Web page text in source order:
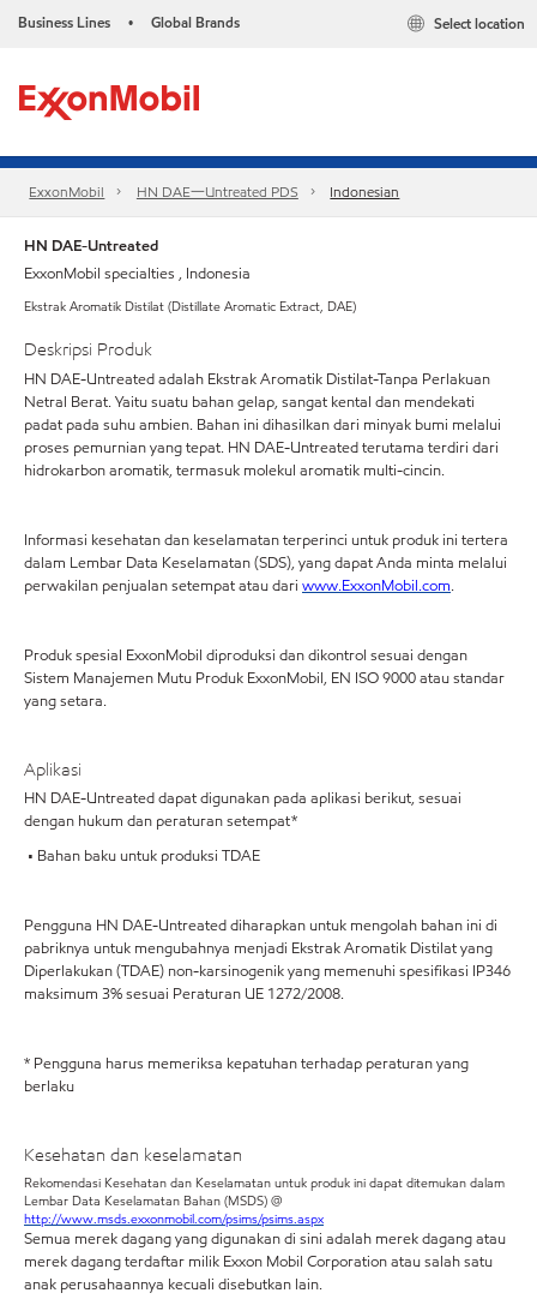
Business Lines • Global Brands Select location
ExxonMobil HN DAE一Untreated PDS Indonesian
HN DAE-Untreated
ExxonMobil specialties , Indonesia
Ekstrak Aromatik Distilat (Distillate Aromatic Extract, DAE)
Deskripsi Produk
HN DAE-Untreated adalah Ekstrak Aromatik Distilat-Tanpa Perlakuan
Netral Berat. Yaitu suatu bahan gelap, sangat kental dan mendekati
padat pada suhu ambien. Bahan ini dihasilkan dari minyak bumi melalui
proses pemurnian yang tepat. HN DAE-Untreated terutama terdiri dari
hidrokarbon aromatik, termasuk molekul aromatik multi-cincin.
Informasi kesehatan dan keselamatan terperinci untuk produk ini tertera
dalam Lembar Data Keselamatan (SDS), yang dapat Anda minta melalui
perwakilan penjualan setempat atau dari www.ExxonMobil.com.
Produk spesial ExxonMobil diproduksi dan dikontrol sesuai dengan
Sistem Manajemen Mutu Produk ExxonMobil, EN ISO 9000 atau standar
yang setara.
Aplikasi
HN DAE-Untreated dapat digunakan pada aplikasi berikut, sesuai
dengan hukum dan peraturan setempat*
• Bahan baku untuk produksi TDAE
Pengguna HN DAE-Untreated diharapkan untuk mengolah bahan ini di
pabriknya untuk mengubahnya menjadi Ekstrak Aromatik Distilat yang
Diperlakukan (TDAE) non-karsinogenik yang memenuhi spesifikasi IP346
maksimum 3% sesuai Peraturan UE 1272/2008.
* Pengguna harus memeriksa kepatuhan terhadap peraturan yang
berlaku
Kesehatan dan keselamatan
Rekomendasi Kesehatan dan Keselamatan untuk produk ini dapat ditemukan dalam
Lembar Data Keselamatan Bahan (MSDS) @
http://www.msds.exxonmobil.com/psims/psims.aspx
Semua merek dagang yang digunakan di sini adalah merek dagang atau
merek dagang terdaftar milik Exxon Mobil Corporation atau salah satu
anak perusahaannya kecuali disebutkan lain.